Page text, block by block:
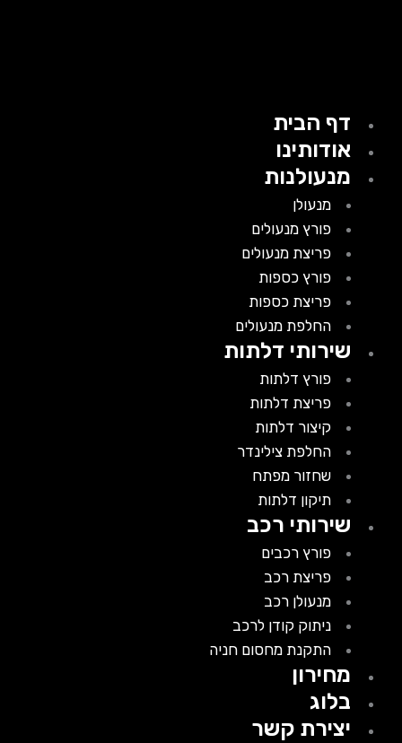
דף הבית
אודותינו
מנעולנות
מנעולן
פורץ מנעולים
פריצת מנעולים
פורץ כספות
פריצת כספות
החלפת מנעולים
שירותי דלתות
פורץ דלתות
פריצת דלתות
קיצור דלתות
החלפת צילינדר
שחזור מפתח
תיקון דלתות
שירותי רכב
פורץ רכבים
פריצת רכב
מנעולן רכב
ניתוק קודן לרכב
התקנת מחסום חניה
מחירון
בלוג
יצירת קשר